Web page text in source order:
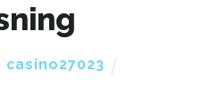
casino27023